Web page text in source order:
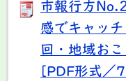
市報行方
感でキャッ
回・地域お
[PDF形式／